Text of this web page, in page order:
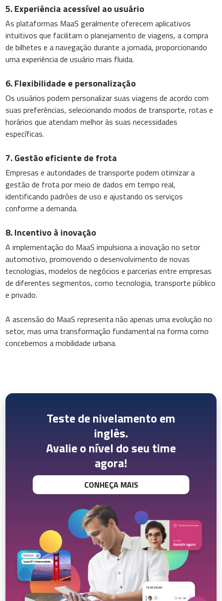
5. Experiência acessível ao usuário
As plataformas MaaS geralmente oferecem aplicativos
intuitivos que facilitam o planejamento de viagens, a compra
de bilhetes e a navegação durante a jornada, proporcionando
uma experiência de usuário mais fluida.
6. Flexibilidade e personalização
Os usuários podem personalizar suas viagens de acordo com
suas preferências, selecionando modos de transporte, rotas e
horários que atendam melhor às suas necessidades
específicas.
7. Gestão eficiente de frota
Empresas e autoridades de transporte podem otimizar a
gestão de frota por meio de dados em tempo real,
identificando padrões de uso e ajustando os serviços
conforme a demanda.
8. Incentivo à inovação
A implementação do MaaS impulsiona a inovação no setor
automotivo, promovendo o desenvolvimento de novas
tecnologias, modelos de negócios e parcerias entre empresas
de diferentes segmentos, como tecnologia, transporte público
e privado.
A ascensão do MaaS representa não apenas uma evolução no
setor, mas uma transformação fundamental na forma como
concebemos a mobilidade urbana.
Teste de nivelamento em
inglês.
Avalie o nível do seu time
agora!
CONHEÇA MAIS